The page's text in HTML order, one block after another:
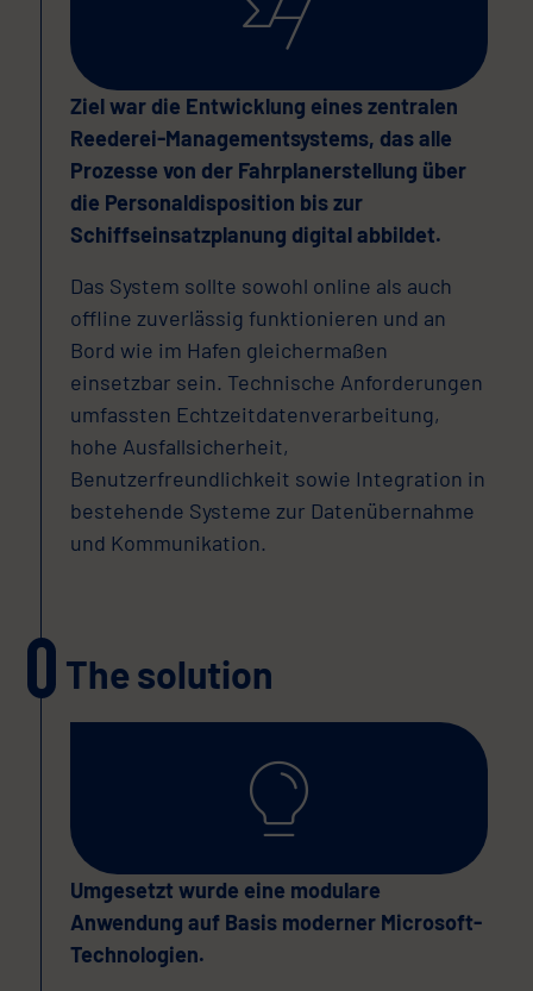
Ziel war die Entwicklung eines zentralen
Reederei-Managementsystems, das alle
Prozesse von der Fahrplanerstellung über
die Personaldisposition bis zur
Schiffseinsatzplanung digital abbildet.
Das System sollte sowohl online als auch
offline zuverlässig funktionieren und an
Bord wie im Hafen gleichermaßen
einsetzbar sein. Technische Anforderungen
umfassten Echtzeitdatenverarbeitung,
hohe Ausfallsicherheit,
Benutzerfreundlichkeit sowie Integration in
bestehende Systeme zur Datenübernahme
und Kommunikation.
The solution
Umgesetzt wurde eine modulare
Anwendung auf Basis moderner Microsoft-
Technologien.